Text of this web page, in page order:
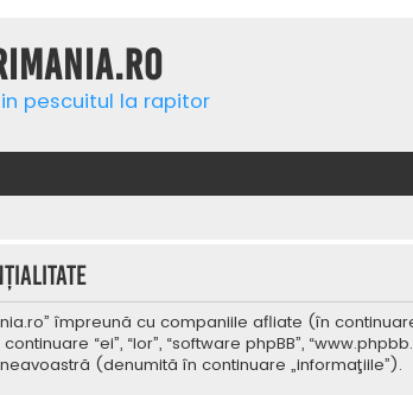
pescuitul la rapitor
împreună cu companiile afliate (în continuare
“ei”, “lor”, “software phpBB”,
(denumită în continuare „informaţiile”).